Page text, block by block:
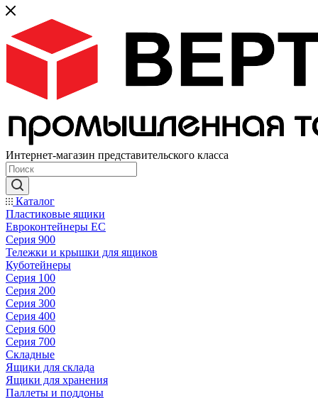
Интернет-магазин представительского класса
Каталог
Пластиковые ящики
Евроконтейнеры ЕС
Серия 900
Тележки и крышки для ящиков
Куботейнеры
Серия 100
Серия 200
Серия 300
Серия 400
Серия 600
Серия 700
Складные
Ящики для склада
Ящики для хранения
Паллеты и поддоны